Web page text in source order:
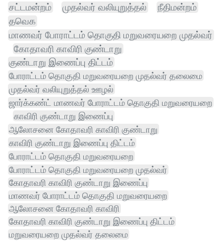
சட்டமன்றம்
முதல்வர் வலியுறுத்தல்
நீதிமன்றம்
தவெக
மாணவர் போராட்டம் தொகுதி மறுவரையறை முதல்வர்
கோதாவரி காவிரி குண்டாறு
குண்டாறு இணைப்பு திட்டம்
போராட்டம் தொகுதி மறுவரையறை முதல்வர் தலைமை
முதல்வர் வலியுறுத்தல் ஊழல்
ஜார்க்கண்ட் மாணவர் போராட்டம் தொகுதி மறுவரையறை
காவிரி குண்டாறு இணைப்பு
ஆலோசனை கோதாவரி காவிரி குண்டாறு
காவிரி குண்டாறு இணைப்பு திட்டம்
போராட்டம் தொகுதி மறுவரையறை
போராட்டம் தொகுதி மறுவரையறை முதல்வர்
கோதாவரி காவிரி குண்டாறு இணைப்பு
மாணவர் போராட்டம் தொகுதி மறுவரையறை
ஆலோசனை கோதாவரி காவிரி
கோதாவரி காவிரி குண்டாறு இணைப்பு திட்டம்
மறுவரையறை முதல்வர் தலைமை